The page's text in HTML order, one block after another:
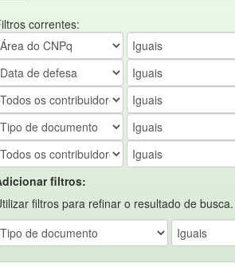
correntes:
filtros:
filtros para refinar o resultado de busca.